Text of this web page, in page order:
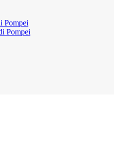
Pompei
Pompei